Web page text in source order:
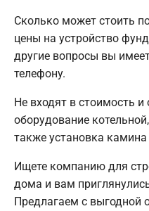
Сколько может стоить
цены на устройство
другие вопросы вы
телефону.
Не входят в стоимость
оборудование
также установка камина
Ищете компанию для
дома и вам
Предлагаем с выгодной